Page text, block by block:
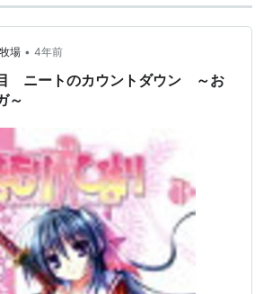
：小清水亜美
輔
・チェルシー：大亀あすか
松岡由貴
達央
村侑
智子
場 • 4年前
ニートのカウントダウン ～お
～